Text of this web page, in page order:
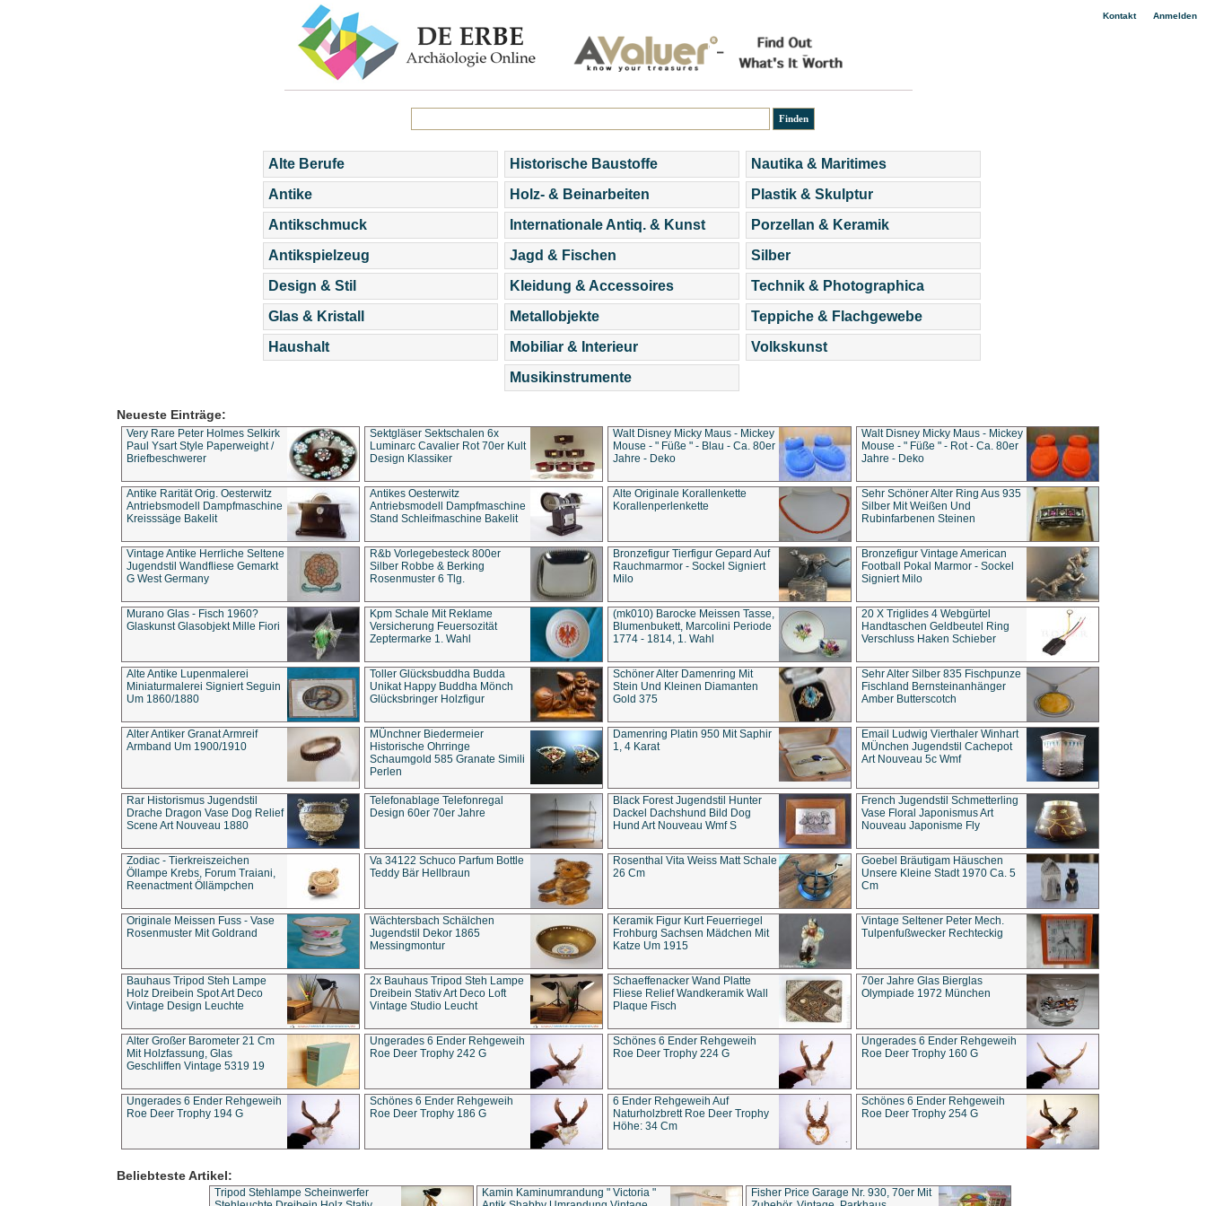
Kontakt| Anmelden
Alte Berufe
Antike
Antikschmuck
Antikspielzeug
Design & Stil
Glas & Kristall
Haushalt
Historische Baustoffe
Holz- & Beinarbeiten
Internationale Antiq. & Kunst
Jagd & Fischen
Kleidung & Accessoires
Metallobjekte
Mobiliar & Interieur
Musikinstrumente
Nautika & Maritimes
Plastik & Skulptur
Porzellan & Keramik
Silber
Technik & Photographica
Teppiche & Flachgewebe
Volkskunst
Neueste Einträge:
Very Rare Peter Holmes Selkirk
Paul Ysart Style Paperweight /
Briefbeschwerer
Sektgläser Sektschalen 6x
Luminarc Cavalier Rot 70er Kult
Design Klassiker
Walt Disney Micky Maus - Mickey
Mouse - " Füße " - Blau - Ca. 80er
Jahre - Deko
Walt Disney Micky Maus - Mickey
Mouse - " Füße " - Rot - Ca. 80er
Jahre - Deko
Antike Rarität Orig. Oesterwitz
Antriebsmodell Dampfmaschine
Kreisssäge Bakelit
Antikes Oesterwitz
Antriebsmodell Dampfmaschine
Stand Schleifmaschine Bakelit
Alte Originale Korallenkette
Korallenperlenkette
Sehr Schöner Alter Ring Aus 935
Silber Mit Weißen Und
Rubinfarbenen Steinen
Vintage Antike Herrliche Seltene
Jugendstil Wandfliese Gemarkt
G West Germany
R&b Vorlegebesteck 800er
Silber Robbe & Berking
Rosenmuster 6 Tlg.
Bronzefigur Tierfigur Gepard Auf
Rauchmarmor - Sockel Signiert
Milo
Bronzefigur Vintage American
Football Pokal Marmor - Sockel
Signiert Milo
Murano Glas - Fisch 1960?
Glaskunst Glasobjekt Mille Fiori
Kpm Schale Mit Reklame
Versicherung Feuersozität
Zeptermarke 1. Wahl
(mk010) Barocke Meissen Tasse,
Blumenbukett, Marcolini Periode
1774 - 1814, 1. Wahl
20 X Triglides 4 Webgürtel
Handtaschen Geldbeutel Ring
Verschluss Haken Schieber
Alte Antike Lupenmalerei
Miniaturmalerei Signiert Seguin
Um 1860/1880
Toller Glücksbuddha Budda
Unikat Happy Buddha Mönch
Glücksbringer Holzfigur
Schöner Alter Damenring Mit
Stein Und Kleinen Diamanten
Gold 375
Sehr Alter Silber 835 Fischpunze
Fischland Bernsteinanhänger
Amber Butterscotch
Alter Antiker Granat Armreif
Armband Um 1900/1910
MÜnchner Biedermeier
Historische Ohrringe
Schaumgold 585 Granate Simili
Perlen
Damenring Platin 950 Mit Saphir
1, 4 Karat
Email Ludwig Vierthaler Winhart
MÜnchen Jugendstil Cachepot
Art Nouveau 5c Wmf
Rar Historismus Jugendstil
Drache Dragon Vase Dog Relief
Scene Art Nouveau 1880
Telefonablage Telefonregal
Design 60er 70er Jahre
Black Forest Jugendstil Hunter
Dackel Dachshund Bild Dog
Hund Art Nouveau Wmf S
French Jugendstil Schmetterling
Vase Floral Japonismus Art
Nouveau Japonisme Fly
Zodiac - Tierkreiszeichen
Öllampe Krebs, Forum Traiani,
Reenactment Öllämpchen
Va 34122 Schuco Parfum Bottle
Teddy Bär Hellbraun
Rosenthal Vita Weiss Matt Schale
26 Cm
Goebel Bräutigam Häuschen
Unsere Kleine Stadt 1970 Ca. 5
Cm
Originale Meissen Fuss - Vase
Rosenmuster Mit Goldrand
Wächtersbach Schälchen
Jugendstil Dekor 1865
Messingmontur
Keramik Figur Kurt Feuerriegel
Frohburg Sachsen Mädchen Mit
Katze Um 1915
Vintage Seltener Peter Mech.
Tulpenfußwecker Rechteckig
Bauhaus Tripod Steh Lampe
Holz Dreibein Spot Art Deco
Vintage Design Leuchte
2x Bauhaus Tripod Steh Lampe
Dreibein Stativ Art Deco Loft
Vintage Studio Leucht
Schaeffenacker Wand Platte
Fliese Relief Wandkeramik Wall
Plaque Fisch
70er Jahre Glas Bierglas
Olympiade 1972 München
Alter Großer Barometer 21 Cm
Mit Holzfassung, Glas
Geschliffen Vintage 5319 19
Ungerades 6 Ender Rehgeweih
Roe Deer Trophy 242 G
Schönes 6 Ender Rehgeweih
Roe Deer Trophy 224 G
Ungerades 6 Ender Rehgeweih
Roe Deer Trophy 160 G
Ungerades 6 Ender Rehgeweih
Roe Deer Trophy 194 G
Schönes 6 Ender Rehgeweih
Roe Deer Trophy 186 G
6 Ender Rehgeweih Auf
Naturholzbrett Roe Deer Trophy
Höhe: 34 Cm
Schönes 6 Ender Rehgeweih
Roe Deer Trophy 254 G
Beliebteste Artikel:
Tripod Stehlampe Scheinwerfer
Kamin Kaminumrandung " Victoria "
Fisher Price Garage Nr. 930, 70er Mit